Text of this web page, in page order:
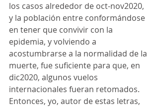
los casos alrededor de oct-nov2020,
y la población entre conformándose
en tener que convivir con la
epidemia, y volviendo a
acostumbrarse a la normalidad de la
muerte, fue suficiente para que, en
dic2020, algunos vuelos
internacionales fueran retomados.
Entonces, yo, autor de estas letras,